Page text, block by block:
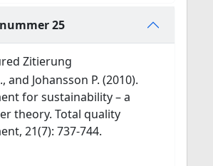
25
Zitierung
and Johansson P. (2010).
for sustainability – a
theory. Total quality
21(7): 737-744.